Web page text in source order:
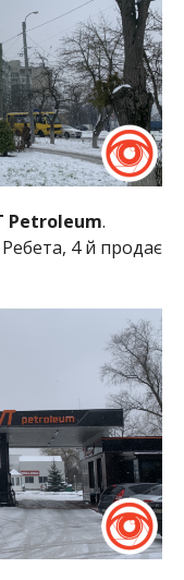
Petroleum.
4 й продає